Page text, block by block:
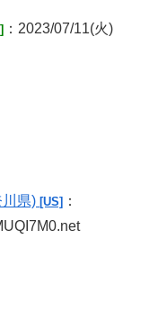
：2023/07/11(火)
川県) [US] ：